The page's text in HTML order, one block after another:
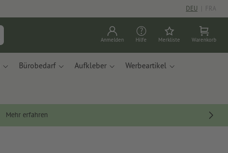
DEU | FRA
Anmelden Hilfe Merkliste Warenkorb
Bürobedarf Aufkleber Werbeartikel
Mehr erfahren